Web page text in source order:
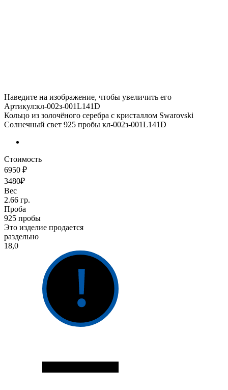
Наведите на изображение, чтобы увеличить его
Артикул:кл-002з-001L141D
Кольцо из золочёного серебра с кристаллом Swarovski
Солнечный свет 925 пробы кл-002з-001L141D
Стоимость
6950 ₽
3480₽
Вес
2.66 гр.
Проба
925 пробы
Это изделие продается
раздельно
18,0